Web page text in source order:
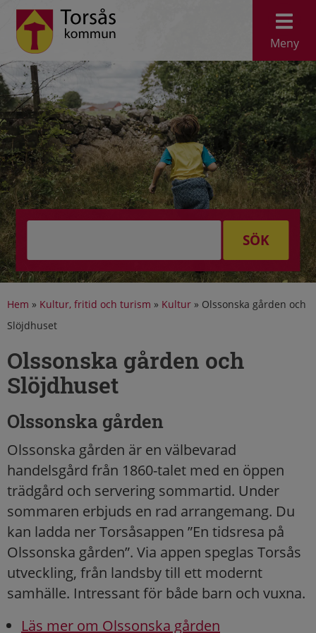
Meny
SÖK
Hem » Kultur, fritid och turism » Kultur » Olssonska gården och
Slöjdhuset
Olssonska gården och
Slöjdhuset
Olssonska gården
Olssonska gården är en välbevarad
handelsgård från 1860-talet med en öppen
trädgård och servering sommartid. Under
sommaren erbjuds en rad arrangemang. Du
kan ladda ner Torsåsappen ”En tidsresa på
Olssonska gården”. Via appen speglas Torsås
utveckling, från landsby till ett modernt
samhälle. Intressant för både barn och vuxna.
Läs mer om Olssonska gården